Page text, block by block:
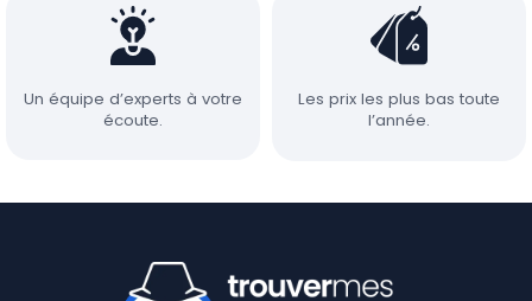
Un équipe d’experts à votre
écoute.
Les prix les plus bas toute
l’année.